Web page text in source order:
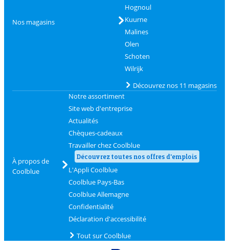
Nos magasins
Hognoul
Kuurne
Malines
Olen
Schoten
Wilrijk
Découvrez nos 11 magasins
À propos de
Coolblue
Notre assortiment
Site web d'entreprise
Actualités
Chèques-cadeaux
Travailler chez Coolblue
Découvrez toutes nos offres d'emplois
L'Appli Coolblue
Coolblue Pays-Bas
Coolblue Allemagne
Confidentialité
Déclaration d'accessibilité
Tout sur Coolblue